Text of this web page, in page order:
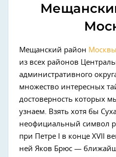
Мещанский район Москвы
из всех районов
административного
множество интересных
достоверность которых
узнаем. Взять хотя бы
неофициальный символ
при Петре I в конце XVII
ней Яков Брюс —